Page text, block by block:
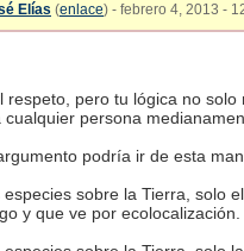
Elías (enlace) - febrero 4, 2013 -
respeto, pero tu lógica no
persona
podría ir de esta
sobre la Tierra, solo
y que ve por ecolocalización.